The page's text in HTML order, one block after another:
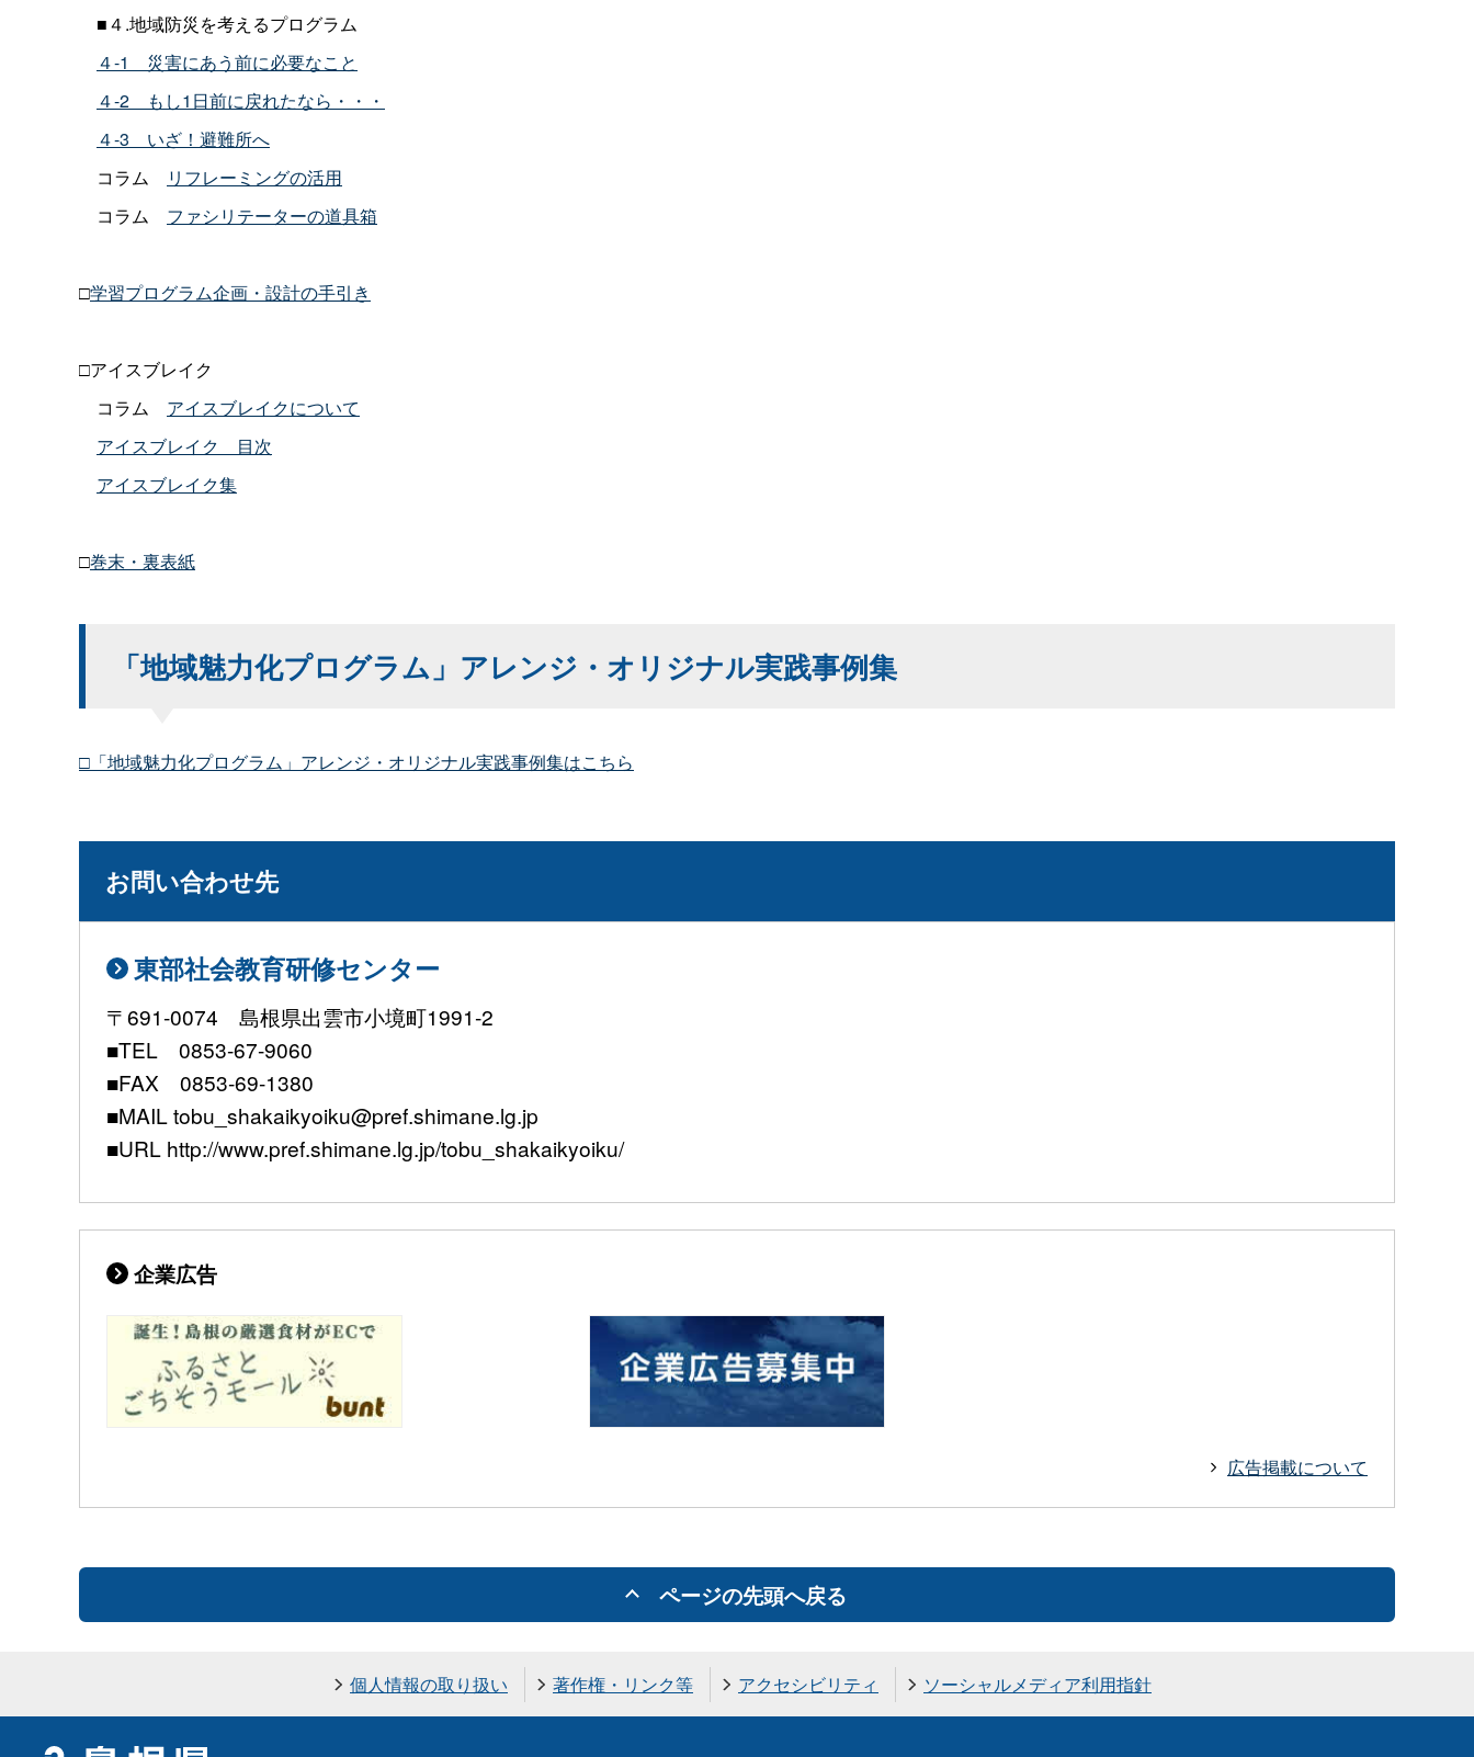
■４.地域防災を考えるプログラム
４-1 災害にあう前に必要なこと
４-2 もし1 日前に戻れたなら・・・
４-3 いざ！避難所へ
コラム
リフレーミングの活用
コラム ファシリテーターの道具箱
□学習プログラム企画・設計の手引き
□アイスブレイク
コラム アイスブレイクについて
アイスブレイ ク 目次
アイスブレイク集
□巻末・裏表紙
「地域魅力化プログラム」アレンジ・オリジナル実践事例集
□「地域魅力化プログラム」アレンジ・オリジナル実践事例集はこちら
お問い合わせ先
東部社会教育研修センター
〒691-0074 島根県出雲市小境町1991-2
■TEL 0853-67-9060
■FAX 0853-69-1380
■MAIL tobu_shakaikyoiku@pref.shimane.lg.jp
■URL http://www.pref.shimane.lg.jp/tobu_shakaikyoiku/
企業広告
広告掲載について
ページの先頭へ戻る
個人情報の取り扱い 著作権・リンク等 アクセシビリティ ソーシャルメディア利用指針